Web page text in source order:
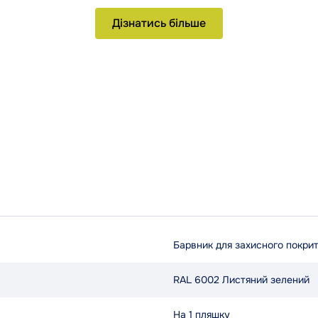
Дізнатись більше
Барвник для захисного
RAL 6002 Листяний зелений
На 1 пляшку